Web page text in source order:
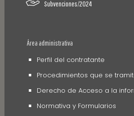
Subvenciones/2024
Área administrativa
Perfil del contratante
Procedimientos que se
Derecho de Acceso a la
Normativa y Formularios